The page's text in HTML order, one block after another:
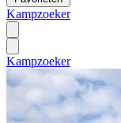
Kampzoeker
Kampzoeker